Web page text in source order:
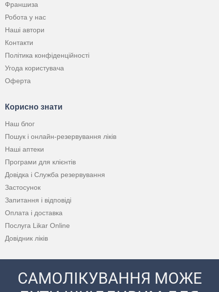
Франшиза
Робота у нас
Наші автори
Контакти
Політика конфіденційності
Угода користувача
Оферта
Корисно знати
Наш блог
Пошук і онлайн-резервування ліків
Наші аптеки
Програми для клієнтів
Довідка і Служба резервування
Застосунок
Запитання і відповіді
Оплата і доставка
Послуга Likar Online
Довідник ліків
САМОЛІКУВАННЯ МОЖЕ